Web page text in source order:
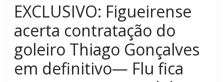
EXCLUSIVO: Figueirense
acerta contratação do
goleiro Thiago Gonçalves
em definitivo— Flu fica